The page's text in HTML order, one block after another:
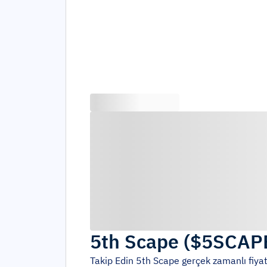
5th Scape (
Takip Edin 5th Scape gerçek zamanlı